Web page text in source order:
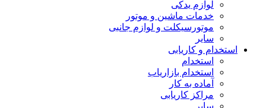
لوازم یدکی
خدمات ماشین و موتور
موتورسیکلت و لوازم جانبی
سایر
استخدام و کاریابی
استخدام
استخدام بازاریاب
آماده به کار
مراکز کاریابی